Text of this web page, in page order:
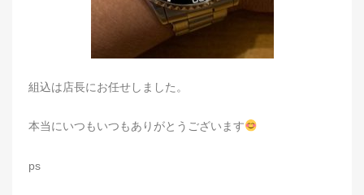
組込は店長にお任せしました。
本当にいつもいつもありがとうございます
ps